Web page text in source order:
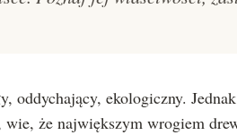
oddychający, ekologiczny.
wie, że największym wrogiem